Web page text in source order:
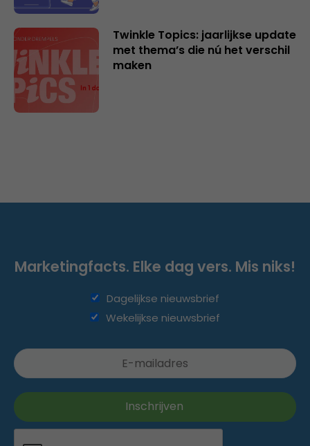
Twinkle Topics: jaarlijkse update
met thema’s die nú het verschil
maken
Marketingfacts. Elke dag vers. Mis niks!
Dagelijkse nieuwsbrief
Wekelijkse nieuwsbrief